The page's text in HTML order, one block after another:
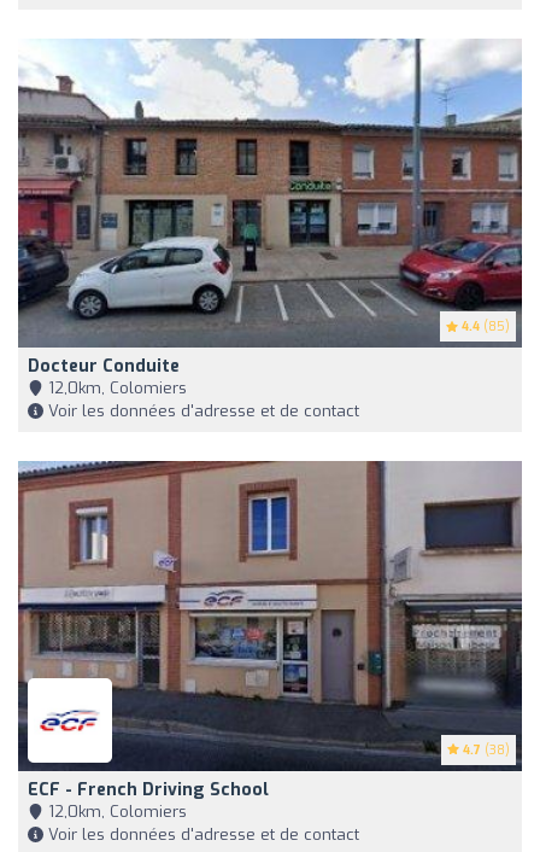
4.4 (85)
Docteur Conduite
12,0km, Colomiers
Voir les données d'adresse et de contact
4.7 (38)
ECF - French Driving School
12,0km, Colomiers
Voir les données d'adresse et de contact